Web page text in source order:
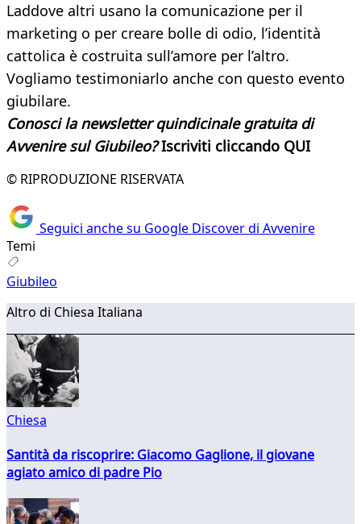
Laddove altri usano la comunicazione per il
marketing o per creare bolle di odio, l’identità
cattolica è costruita sull’amore per l’altro.
Vogliamo testimoniarlo anche con questo evento
giubilare.
Conosci la newsletter quindicinale gratuita di
Avvenire sul Giubileo?Iscriviti cliccando QUI
© RIPRODUZIONE RISERVATA
Seguici anche su Google Discover di Avvenire
Temi
Giubileo
Altro di Chiesa Italiana
Chiesa
Santità da riscoprire: Giacomo Gaglione, il giovane
agiato amico di padre Pio